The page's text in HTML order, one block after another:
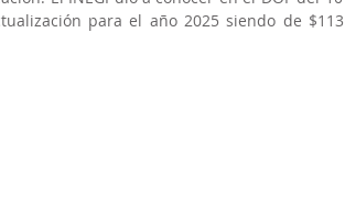
para el año 2025 siendo de